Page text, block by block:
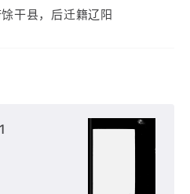
干县，后迁籍辽阳